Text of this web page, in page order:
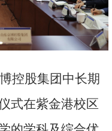
控股集团中长期
式在紫金港校区